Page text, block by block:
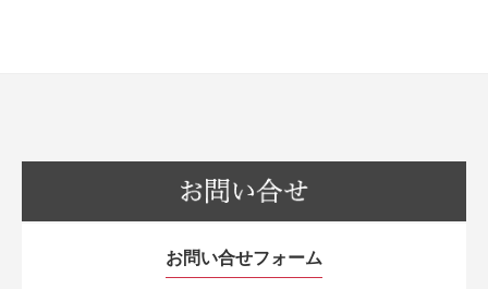
お問い合せフォーム